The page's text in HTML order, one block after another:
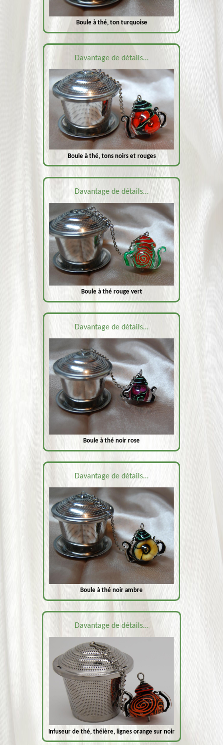
Boule à thé, ton turquoise
Davantage de détails...
Boule à thé, tons noirs et rouges
Davantage de détails...
Boule à thé rouge vert
Davantage de détails...
Boule à thé noir rose
Davantage de détails...
Boule à thé noir ambre
Davantage de détails...
Infuseur de thé, théière, lignes orange sur noir